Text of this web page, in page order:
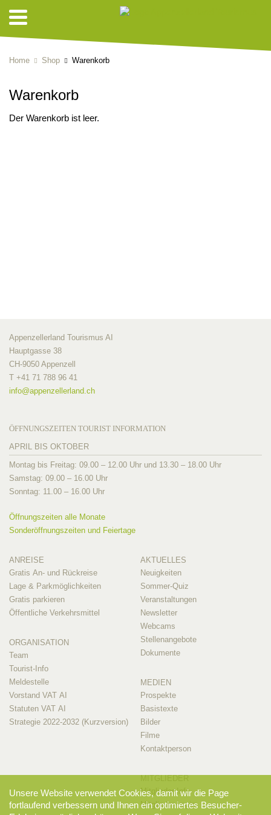
Home Shop Warenkorb
Warenkorb
Der Warenkorb ist leer.
Appenzellerland Tourismus AI
Hauptgasse 38
CH-9050 Appenzell
T +41 71 788 96 41
info@appenzellerland.ch
ÖFFNUNGSZEITEN TOURIST INFORMATION
APRIL BIS OKTOBER
Montag bis Freitag: 09.00 – 12.00 Uhr und 13.30 – 18.00 Uhr
Samstag: 09.00 – 16.00 Uhr
Sonntag: 11.00 – 16.00 Uhr
Öffnungszeiten alle Monate
Sonderöffnungszeiten und Feiertage
ANREISE
Gratis An- und Rückreise
Lage & Parkmöglichkeiten
Gratis parkieren
Öffentliche Verkehrsmittel
ORGANISATION
Team
Tourist-Info
Meldestelle
Vorstand VAT AI
Statuten VAT AI
Strategie 2022-2032 (Kurzversion)
AKTUELLES
Neuigkeiten
Sommer-Quiz
Veranstaltungen
Newsletter
Webcams
Stellenangebote
Dokumente
MEDIEN
Prospekte
Basistexte
Bilder
Filme
Kontaktperson
Mitglieder-Info
Mitglieder-Login
Unsere Website verwendet Cookies, damit wir die Page
fortlaufend verbessern und Ihnen ein optimiertes Besucher-